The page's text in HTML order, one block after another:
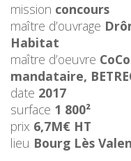
mission concours
maître d’ouvrage
Habitat
maître d’oeuvre
mandataire,
date 2017
surface 1 800²
prix 6,7M€ HT
lieu Bourg Lès